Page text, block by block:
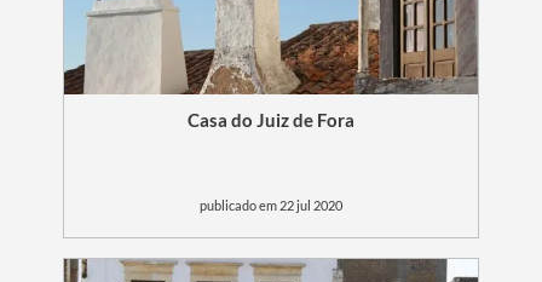
Casa do Juiz de Fora
publicado em 22 jul 2020